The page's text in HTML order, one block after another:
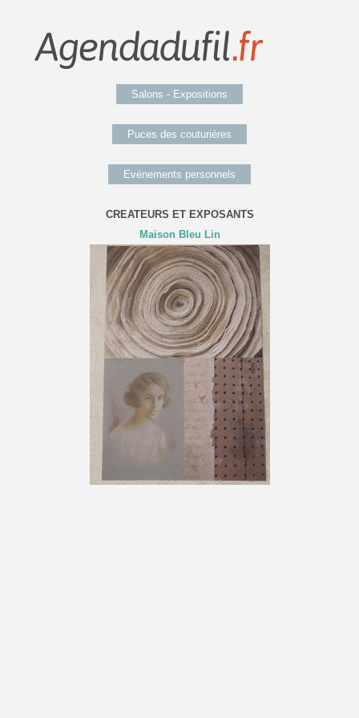
Salons - Expositions
Puces des couturières
Evénements personnels
CREATEURS ET EXPOSANTS
Maison Bleu Lin